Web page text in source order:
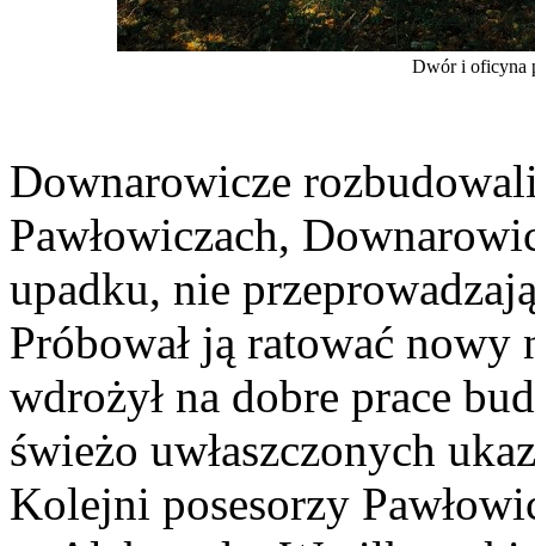
Dwór i oficyna
Downarowicze
Pawłowiczach,
upadku, nie
Próbował ją ratować
wdrożył na dobre prace
świeżo uwłaszczonych
Kolejni posesorzy